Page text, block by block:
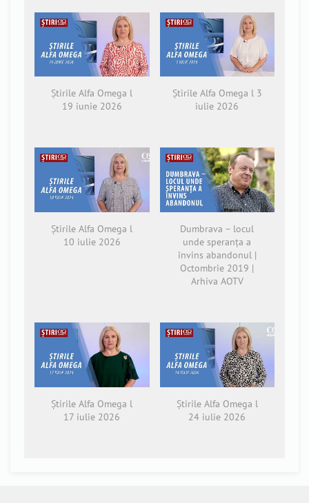
Știrile Alfa Omega l
19 iunie 2026
Știrile Alfa Omega l 3
iulie 2026
Știrile Alfa Omega l
10 iulie 2026
Dumbrava – locul
unde speranța a
învins abandonul |
Octombrie 2019 |
Arhiva AOTV
Știrile Alfa Omega l
17 iulie 2026
Știrile Alfa Omega l
24 iulie 2026